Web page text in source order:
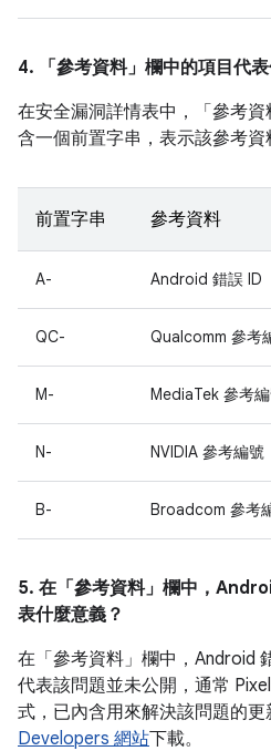
4. 「參考資料」 欄中的項目代
在安全漏洞詳情表中，「參考資
含一個前置字串，表示該參考資
前置字串 參考資料
A- Android 錯誤 ID
QC- Qualcomm 參考
M- MediaTek 參考
N- NVIDIA 參考編號
B- Broadcom 參考
5. 在「參考資料」 欄中，
表什麼意義？
在「參考資料」 欄中，Android
代表該問題並未公開，通常
式，已內含用來解決該問題的更
Developers 網站下載。